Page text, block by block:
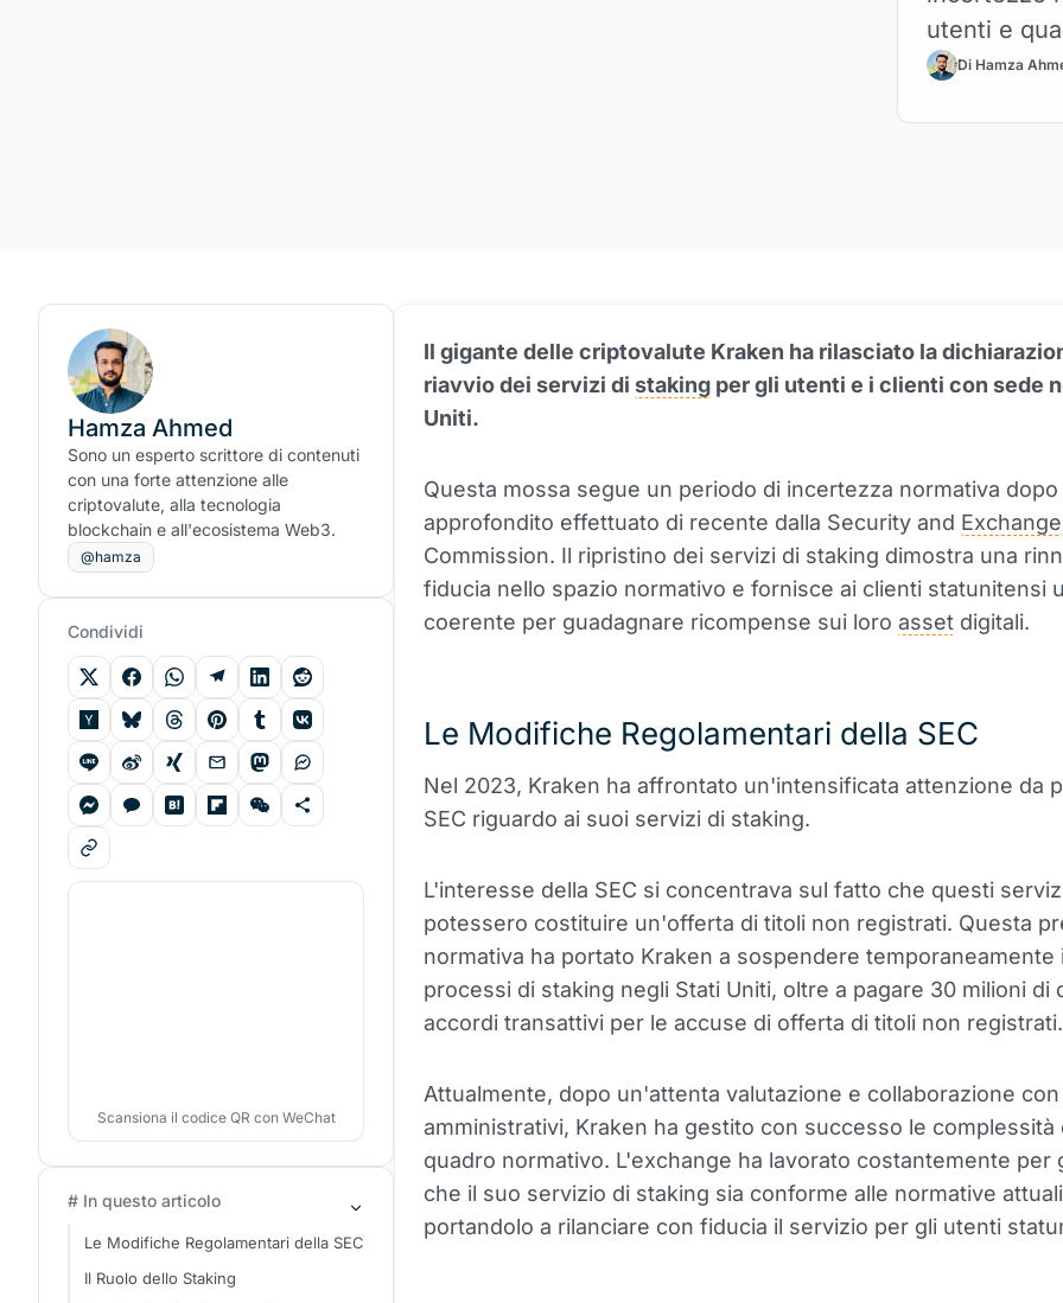
utenti e
Di Hamza
Il gigante delle criptovalute Kraken ha rilasciato la
riavvio dei servizi di staking per gli utenti e i clienti con sede
Uniti.
Questa mossa segue un periodo di incertezza normativa
approfondito effettuato di recente dalla Security and Exchange
Commission. Il ripristino dei servizi di staking dimostra una
fiducia nello spazio normativo e fornisce ai clienti statunitensi
coerente per guadagnare ricompense sui loro asset digitali.
Le Modifiche Regolamentari della SEC
Nel 2023, Kraken ha affrontato un'intensificata attenzione da
SEC riguardo ai suoi servizi di staking.
L'interesse della SEC si concentrava sul fatto che questi
potessero costituire un'offerta di titoli non registrati. Questa
normativa ha portato Kraken a sospendere temporaneamente
processi di staking negli Stati Uniti, oltre a pagare 30 milioni di
accordi transattivi per le accuse di offerta di titoli non registrati.
Attualmente, dopo un'attenta valutazione e collaborazione
amministrativi, Kraken ha gestito con successo le complessità
quadro normativo. L'exchange ha lavorato costantemente per
che il suo servizio di staking sia conforme alle normative
portandolo a rilanciare con fiducia il servizio per gli utenti
Hamza Ahmed
Sono un esperto scrittore di contenuti
con una forte attenzione alle
criptovalute, alla tecnologia
blockchain e all'ecosistema Web3.
@hamza
Condividi
Scansiona il codice QR con WeChat
# In questo articolo
Le Modifiche Regolamentari della SEC
Il Ruolo dello Staking